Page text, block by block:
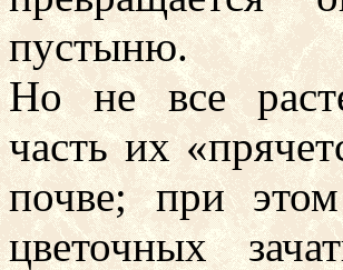
пустыню.
Но не все
часть их
почве; при
цветочных